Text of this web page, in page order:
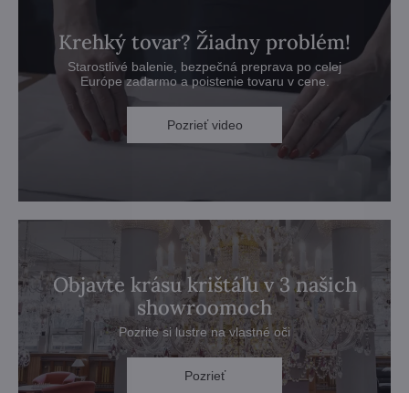
Krehký tovar? Žiadny problém!
Starostlivé balenie, bezpečná preprava po celej
Európe zadarmo a poistenie tovaru v cene.
Pozrieť video
Objavte krásu krištáľu v 3 našich
showroomoch
Pozrite si lustre na vlastné oči
Pozrieť